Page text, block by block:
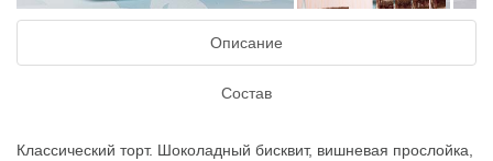
Описание
Состав
Классический торт. Шоколадный бисквит, вишневая прослойка,